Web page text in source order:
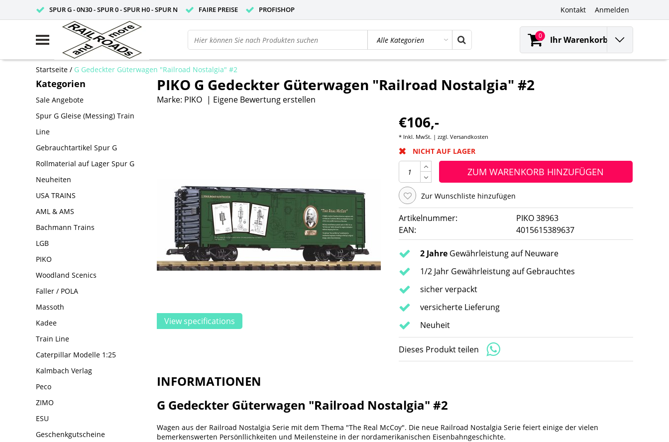
SPUR G - 0N30 - SPUR 0 - SPUR H0 - SPUR N FAIRE PREISE PROFISHOP Kontakt Anmelden
0 Ihr Warenkorb
Startseite / G Gedeckter Güterwagen "Railroad Nostalgia" #2
Kategorien
Sale Angebote
Spur G Gleise (Messing) Train
Line
Gebrauchtartikel Spur G
Rollmaterial auf Lager Spur G
Neuheiten
USA TRAINS
AML & AMS
Bachmann Trains
LGB
PIKO
Woodland Scenics
Faller / POLA
Massoth
Kadee
Train Line
Caterpillar Modelle 1:25
Kalmbach Verlag
Peco
ZIMO
ESU
Geschenkgutscheine
PIKO G Gedeckter Güterwagen "Railroad Nostalgia" #2
Marke: PIKO | Eigene Bewertung erstellen
View specifications
€106,-
* Inkl. MwSt. | zzgl. Versandkosten
NICHT AUF LAGER
ZUM WARENKORB HINZUFÜGEN
Zur Wunschliste hinzufügen
Artikelnummer:
PIKO 38963
EAN:
4015615389637
2 Jahre Gewährleistung auf Neuware
1/2 Jahr Gewährleistung auf Gebrauchtes
sicher verpackt
versicherte Lieferung
Neuheit
Dieses Produkt teilen
INFORMATIONEN
G Gedeckter Güterwagen "Railroad Nostalgia" #2
Wagen aus der Railroad Nostalgia Serie mit dem Thema "The Real McCoy". Die neue Railroad Nostalgia Serie feiert einige der vielen
bemerkenswerten Persönllichkeiten und Meilensteine in der nordamerikanischen Eisenbahngeschichte.